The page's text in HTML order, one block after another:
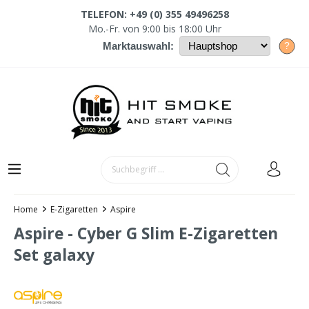
TELEFON: +49 (0) 355 49496258
Mo.-Fr. von 9:00 bis 18:00 Uhr
Marktauswahl: ?
Home E-Zigaretten Aspire
Aspire - Cyber G Slim E-Zigaretten
Set galaxy